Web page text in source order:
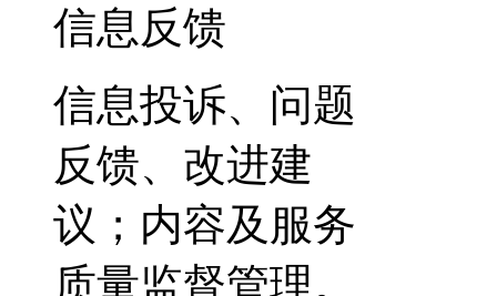
信息反馈
信息投诉、问题
反馈、改进建
议；内容及服务
质量监督管理。